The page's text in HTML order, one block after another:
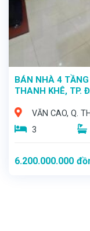
BÁN NHÀ 4
THANH KHÊ, TP.
VĂN CAO, Q.
3
6.200.000.000